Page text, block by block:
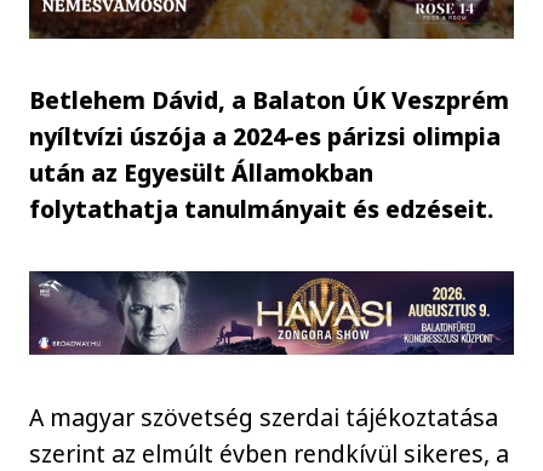
Betlehem Dávid, a Balaton ÚK Veszprém
nyíltvízi úszója a 2024-es párizsi olimpia
után az Egyesült Államokban
folytathatja tanulmányait és edzéseit.
A magyar szövetség szerdai tájékoztatása
szerint az elmúlt évben rendkívül sikeres, a